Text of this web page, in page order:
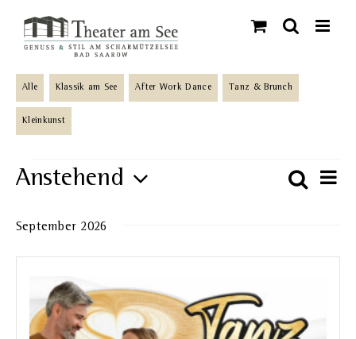
Alle Klassik am See After Work Dance Tanz & Brunch
Kleinkunst
Veranstaltungen
und
Suche
Liste
Anstehend
wählen.
September 2026